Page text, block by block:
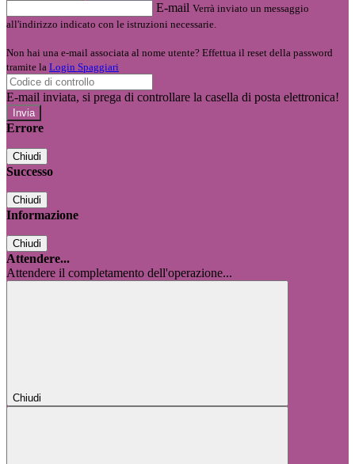
E-mail Verrà inviato un messaggio
all'indirizzo indicato con le istruzioni necessarie.
Non hai una e-mail associata al nome utente? Effettua il reset della password
tramite la Login Spaggiari
E-mail inviata, si prega di controllare la casella di posta elettronica!
Errore
Chiudi
Successo
Chiudi
Informazione
Chiudi
Attendere...
Attendere il completamento dell'operazione...
Chiudi